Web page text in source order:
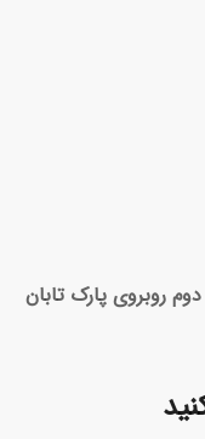
-نرسیده به ۱۶ متری دوم روبروی پارک تابان